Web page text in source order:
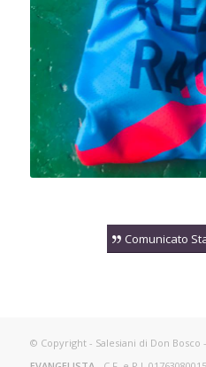
Comunicato
© Copyright - Salesiani di Don Bosco -